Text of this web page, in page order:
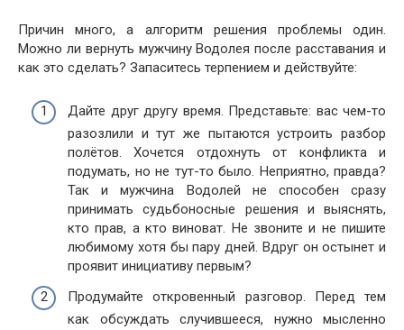
Причин много, а алгоритм решения проблемы один.
Можно ли вернуть мужчину Водолея после расставания и
как это сделать? Запаситесь терпением и действуйте:
Дайте друг другу время. Представьте: вас чем-то
разозлили и тут же пытаются устроить разбор
полётов. Хочется отдохнуть от конфликта и
подумать, но не тут-то было. Неприятно, правда?
Так и мужчина Водолей не способен сразу
принимать судьбоносные решения и выяснять,
кто прав, а кто виноват. Не звоните и не пишите
любимому хотя бы пару дней. Вдруг он остынет и
проявит инициативу первым?
Продумайте откровенный разговор. Перед тем
как обсуждать случившееся, нужно мысленно